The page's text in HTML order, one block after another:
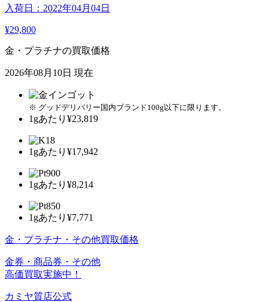
入荷日：2022年04月04日
¥29,800
金・プラチナの買取価格
2026年08月10日 現在
※ グッドデリバリー国内ブランド100g以下に限ります。
1gあたり ¥23,819
1gあたり ¥17,942
1gあたり ¥8,214
1gあたり ¥7,771
金・プラチナ・その他買取価格
金券・商品券・その他
高価買取実施中！
カミヤ質店公式